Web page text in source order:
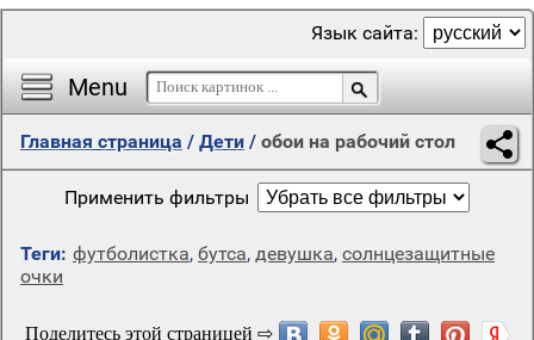
Menu
Язык сайта:
Главная страница / Дети / обои на рабочий стол
Применить фильтры
Теги: футболистка, бутса, девушка, солнцезащитные
очки